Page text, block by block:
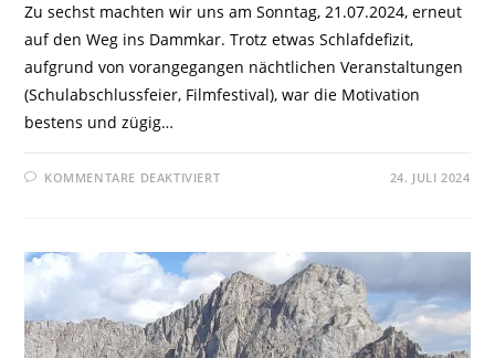
Zu sechst machten wir uns am Sonntag, 21.07.2024, erneut
auf den Weg ins Dammkar. Trotz etwas Schlafdefizit,
aufgrund von vorangegangen nächtlichen Veranstaltungen
(Schulabschlussfeier, Filmfestival), war die Motivation
bestens und zügig…
KOMMENTARE DEAKTIVIERT 24. JULI 2024